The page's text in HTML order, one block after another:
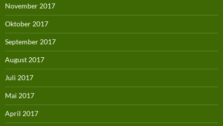
November 2017
Oktober 2017
September 2017
August 2017
Juli 2017
Mai 2017
April 2017